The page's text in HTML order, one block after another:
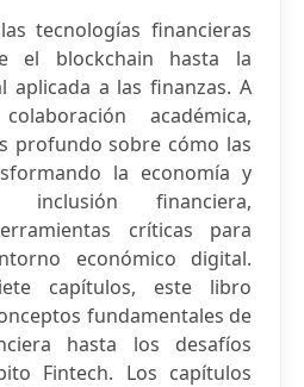
tecnologías financieras
el blockchain hasta la
aplicada a las finanzas. A
académica,
profundo sobre cómo las
la economía y
inclusión financiera,
críticas para
económico digital.
capítulos, este libro
fundamentales de
hasta los desafíos
Fintech. Los capítulos